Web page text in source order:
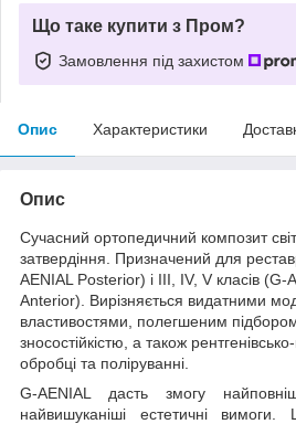
Що таке купити з Пром?
Замовлення під захистом
Опис Характеристики
Опис
Сучасний ортопедичний композит
затвердіння. Призначений для
AENIAL Posterior) і III, IV, V класів (G-
Anterior). Вирізняється видатними
властивостями, полегшеним підбором
зносостійкістю, а також
обробці та поліруванні.
G-AENIAL дасть змогу
найвишуканіші естетичні вимоги.